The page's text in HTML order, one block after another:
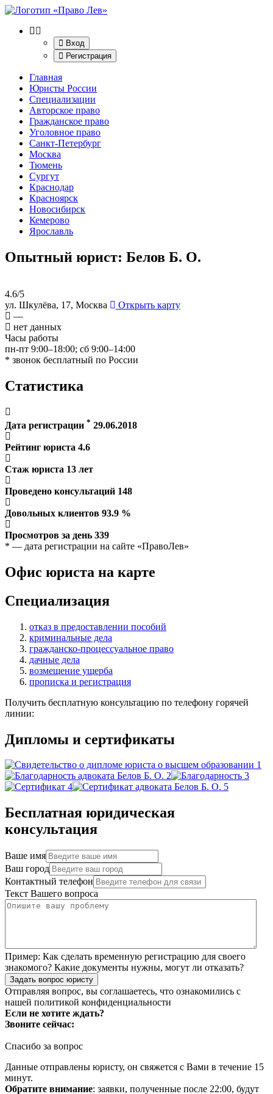
Вход
Регистрация
Главная
Юристы России
Специализации
Авторское право
Гражданское право
Уголовное право
Санкт-Петербург
Москва
Тюмень
Сургут
Краснодар
Красноярск
Новосибирск
Кемерово
Ярославль
Опытный юрист: Белов Б. О.
4.6/5
ул. Шкулёва, 17, Москва
Открыть карту
—
нет данных
Часы работы
пн-пт 9:00–18:00; сб 9:00–14:00
* звонок бесплатный по России
Статистика
Дата регистрации * 29.06.2018
Рейтинг юриста 4.6
Стаж юриста 13 лет
Проведено консультаций 148
Довольных клиентов 93.9 %
Просмотров за день 339
* — дата регистрации на сайте «ПравоЛев»
Офис юриста на карте
Специализация
отказ в предоставлении пособий
криминальные дела
гражданско-процессуальное право
дачные дела
возмещение ущерба
прописка и регистрация
Получить бесплатную консультацию по телефону горячей
линии:
Дипломы и сертификаты
Бесплатная юридическая
консультация
Ваше имя
Ваш город
Контактный телефон
Текст Вашего вопроса
Пример: Как сделать временную регистрацию для своего
знакомого? Какие документы нужны, могут ли отказать?
Задать вопрос юристу
Отправляя вопрос, вы соглашаетесь, что ознакомились с
нашей политикой конфиденциальности
Если не хотите ждать?
Звоните сейчас:
Спасибо за вопрос
Данные отправлены юристу, он свяжется с Вами в течение 15
минут.
Обратите внимание: заявки, полученные после 22:00, будут